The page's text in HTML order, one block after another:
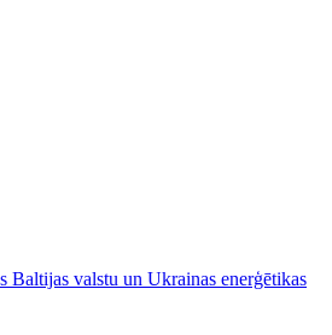
Baltijas valstu un Ukrainas enerģētikas